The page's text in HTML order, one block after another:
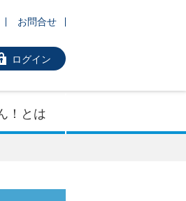
お問合せ
ログイン
！とは